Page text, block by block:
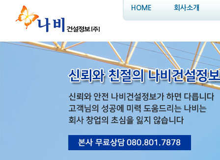
HOME 회사소개